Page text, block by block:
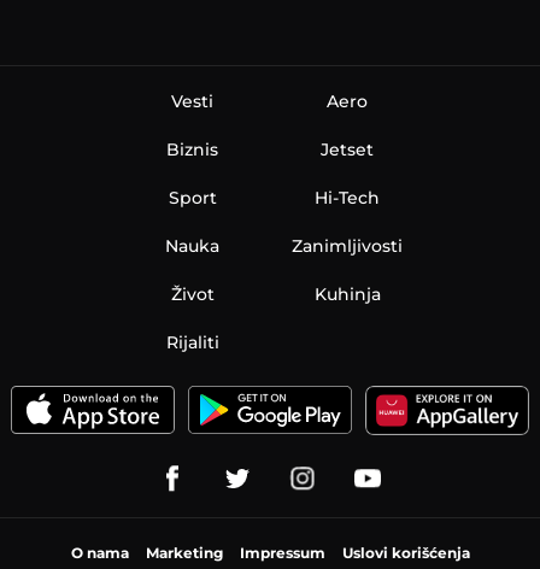
Vesti
Biznis
Sport
Nauka
Aero
Jetset
Hi-Tech
Zanimljivosti
Život Kuhinja
Rijaliti
O nama Marketing Impressum Uslovi korišćenja